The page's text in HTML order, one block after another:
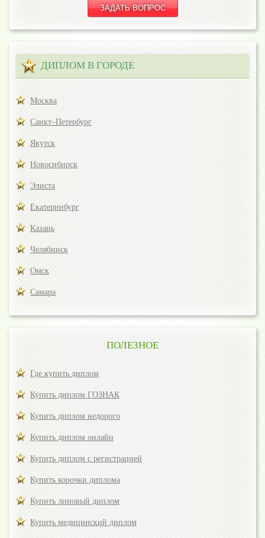
ДИПЛОМ В ГОРОДЕ
Москва
Санкт–Петербург
Якутск
Новосибирск
Элиста
Екатеринбург
Казань
Челябинск
Омск
Самара
ПОЛЕЗНОЕ
Где купить диплом
Купить диплом ГОЗНАК
Купить диплом недорого
Купить диплом онлайн
Купить диплом с регистрацией
Купить корочки диплома
Купить липовый диплом
Купить медицинский диплом